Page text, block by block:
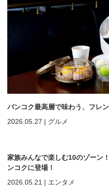
バンコク最高層で味わう、フレ
2026.05.27 | グルメ
家族みんなで楽しむ10のゾーン
ンコクに登場！
2026.05.21 | エンタメ